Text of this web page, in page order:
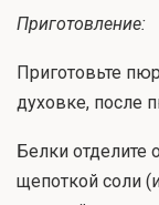
Приготовление:
Приготовьте
духовке, после
Белки отделите
щепоткой соли